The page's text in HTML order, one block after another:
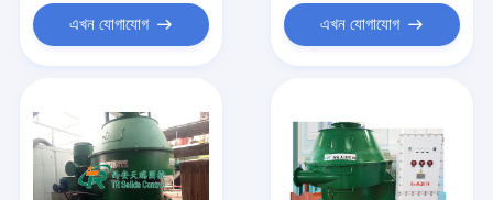
পণ্য
আমাদের সম্পর্কে
এখন যোগাযোগ এখন যোগাযোগ